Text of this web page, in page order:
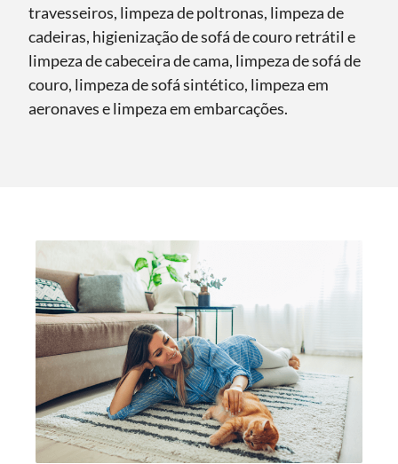
travesseiros, limpeza de poltronas, limpeza de
cadeiras, higienização de sofá de couro retrátil e
limpeza de cabeceira de cama, limpeza de sofá de
couro, limpeza de sofá sintético, limpeza em
aeronaves e limpeza em embarcações.